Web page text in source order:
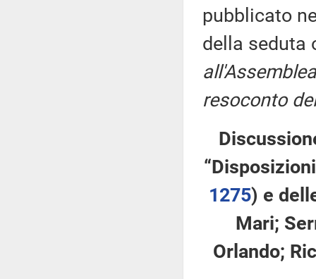
pubblicato
della seduta
resoconto
1275​) e
Mari;
Orlando;